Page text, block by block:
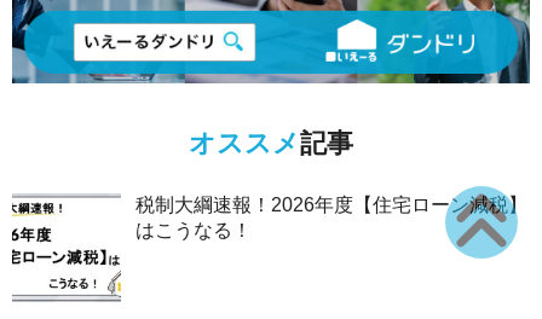
オススメ記事
税制大綱速報！2026年度【住宅ローン減税】
はこうなる！